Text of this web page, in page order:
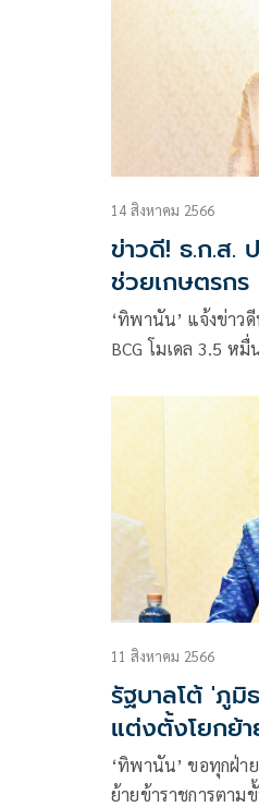
14 สิงหาคม 2566
ข่าวดี! ธ.ก.ส.
ช่วยเกษตรกร
‘ทิพานัน’ แจ้งข่าว
BCG โมเดล 3.5 ห
11 สิงหาคม 2566
รัฐบาลโต้ 'ภู
แต่งตั้งโยกย้
‘ทิพานัน’ ขอทุกฝ่า
ย้ายข้าราชการตาม